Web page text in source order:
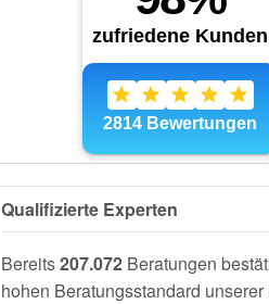
Qualifizierte Experten
Bereits207.072 Beratungen
hohen Beratungsstandard